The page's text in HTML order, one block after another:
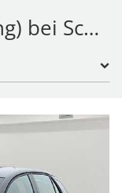
11 Opel (Tageszulassung) bei Schielein Autohaus GmbH & Co. KG